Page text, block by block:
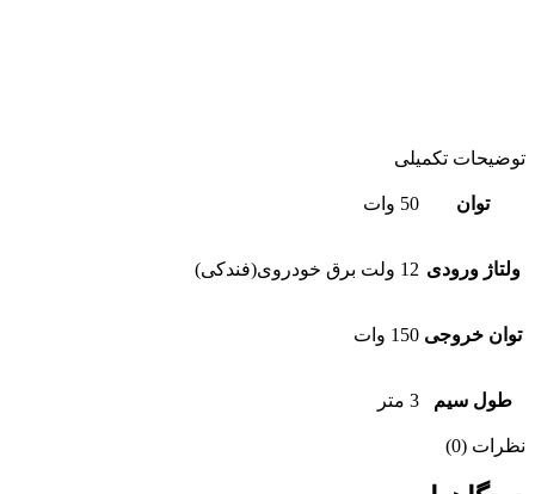
توضیحات تکمیلی
توان 50 وات
ولتاژ ورودی 12 ولت برق خودروی(فندکی)
توان خروجی 150 وات
طول سیم 3 متر
نظرات (0)